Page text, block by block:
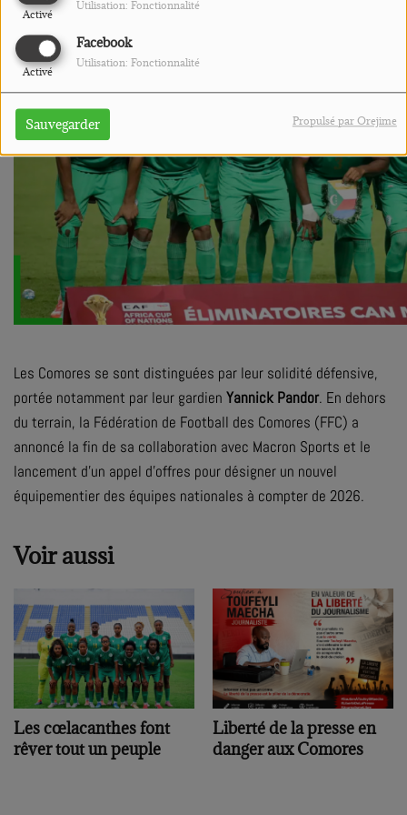
Activé
Utilisation: Fonctionnalité
Facebook
Activé
Utilisation: Fonctionnalité
Sauvegarder Propulsé par Orejime
Les Comores se sont distinguées par leur solidité défensive,
portée notamment par leur gardien Yannick Pandor. En dehors
du terrain, la Fédération de Football des Comores (FFC) a
annoncé la fin de sa collaboration avec Macron Sports et le
lancement d’un appel d’offres pour désigner un nouvel
équipementier des équipes nationales à compter de 2026.
Voir aussi
Les cœlacanthes font
rêver tout un peuple
Liberté de la presse en
danger aux Comores